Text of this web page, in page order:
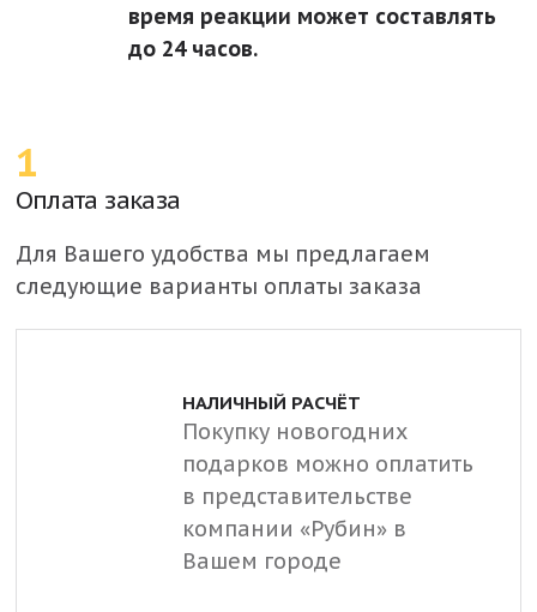
время реакции может составлять
до 24 часов.
1
Оплата заказа
Для Вашего удобства мы предлагаем
следующие варианты оплаты заказа
НАЛИЧНЫЙ РАСЧЁТ
Покупку новогодних
подарков можно оплатить
в представительстве
компании «Рубин» в
Вашем городе